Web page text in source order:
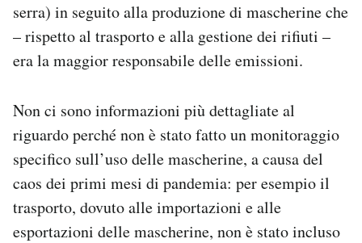
serra) in seguito alla produzione di mascherine che
– rispetto al trasporto e alla gestione dei rifiuti –
era la maggior responsabile delle emissioni.
Non ci sono informazioni più dettagliate al
riguardo perché non è stato fatto un monitoraggio
specifico sull’uso delle mascherine, a causa del
caos dei primi mesi di pandemia: per esempio il
trasporto, dovuto alle importazioni e alle
esportazioni delle mascherine, non è stato incluso